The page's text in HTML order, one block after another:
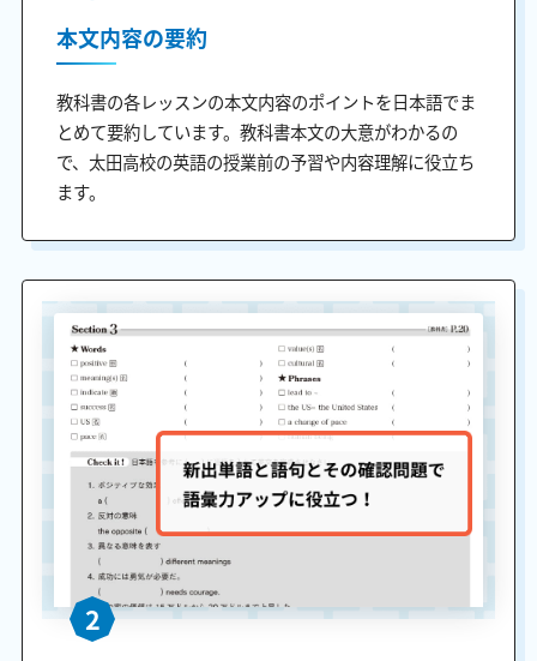
本文内容の要約
教科書の各レッスンの本文内容のポイントを日本語でま
とめて要約しています。教科書本文の大意がわかるの
で、太田高校の英語の授業前の予習や内容理解に役立ち
ます。
2